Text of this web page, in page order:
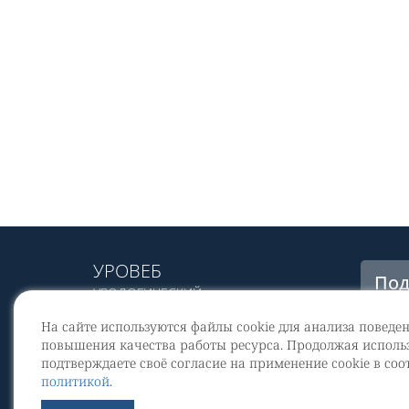
На сайте используются файлы cookie для анализа
повышения качества работы ресурса. Продолжая
подтверждаете своё согласие на применение cookie в
политикой.
УРОВЕБ
УРОЛОГИЧЕСКИЙ
© 2002 - 2026
МЕДИАКИТ 2023